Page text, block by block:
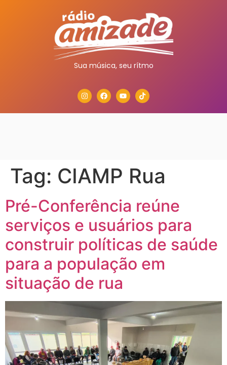
Sua música, seu rítmo
Tag: CIAMP Rua
Pré-Conferência reúne
serviços e usuários para
construir políticas de saúde
para a população em
situação de rua